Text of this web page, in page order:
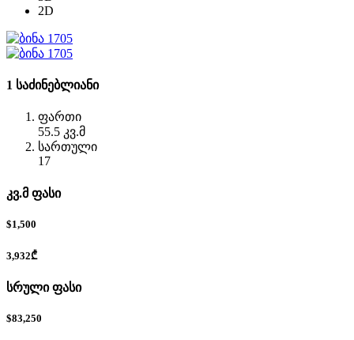
2D
1 საძინებლიანი
ფართი
55.5 კვ.მ
სართული
17
კვ.მ ფასი
$1,500
3,932₾
სრული ფასი
$83,250